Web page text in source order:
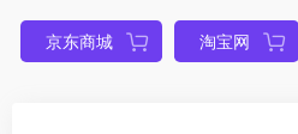
京东商城 淘宝网